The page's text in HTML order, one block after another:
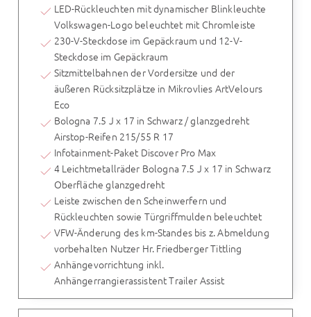
LED-Rückleuchten mit dynamischer Blinkleuchte
Volkswagen-Logo beleuchtet mit Chromleiste
230-V-Steckdose im Gepäckraum und 12-V-
Steckdose im Gepäckraum
Sitzmittelbahnen der Vordersitze und der
äußeren Rücksitzplätze in Mikrovlies ArtVelours
Eco
Bologna 7.5 J x 17 in Schwarz / glanzgedreht
Airstop-Reifen 215/55 R 17
Infotainment-Paket Discover Pro Max
4 Leichtmetallräder Bologna 7.5 J x 17 in Schwarz
Oberfläche glanzgedreht
Leiste zwischen den Scheinwerfern und
Rückleuchten sowie Türgriffmulden beleuchtet
VFW-Änderung des km-Standes bis z. Abmeldung
vorbehalten Nutzer Hr. Friedberger Tittling
Anhängevorrichtung inkl.
Anhängerrangierassistent Trailer Assist